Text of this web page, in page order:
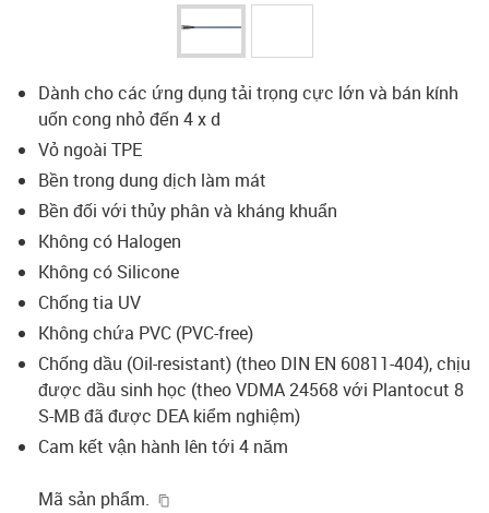
Dành cho các ứng dụng tải trọng cực lớn và bán kính
uốn cong nhỏ đến 4 x d
Vỏ ngoài TPE
Bền trong dung dịch làm mát
Bền đối với thủy phân và kháng khuẩn
Không có Halogen
Không có Silicone
Chống tia UV
Không chứa PVC (PVC-free)
Chống dầu (Oil-resistant) (theo DIN EN 60811-404), chịu
được dầu sinh học (theo VDMA 24568 với Plantocut 8
S-MB đã được DEA kiểm nghiệm)
Cam kết vận hành lên tới 4 năm
Mã sản phẩm.